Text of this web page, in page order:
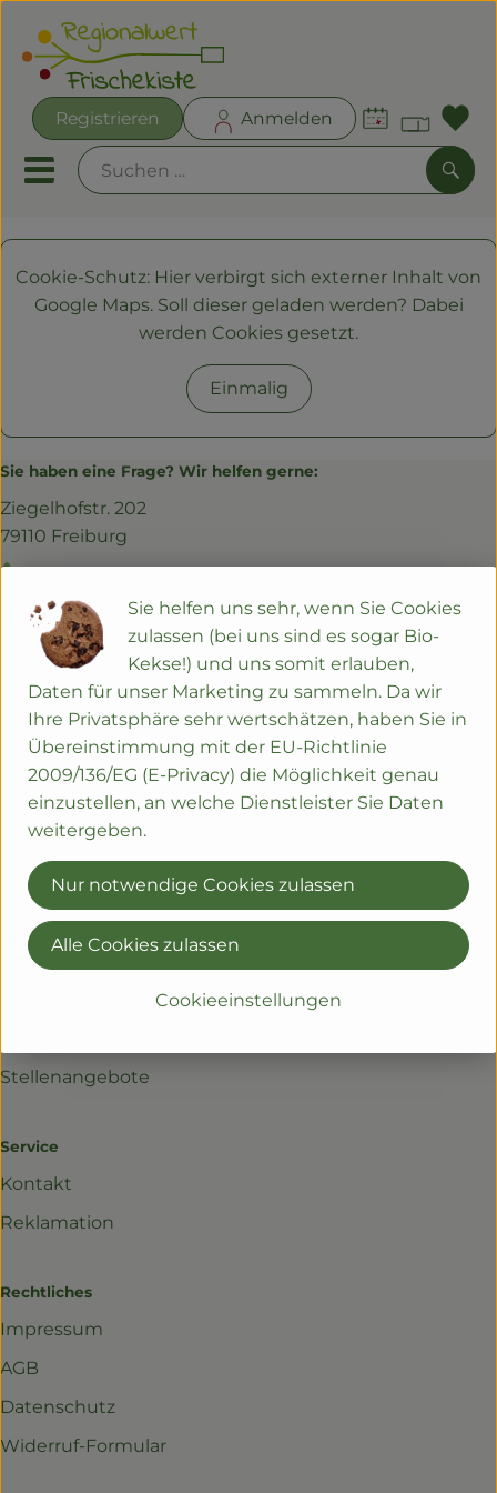
Registrieren Anmelden
Mobiles Menu öffnen
Frischekisten
Naturwaren
Non-Food
So geht's
Über uns
Service
Cookie-Schutz: Hier verbirgt sich externer Inhalt von
Google Maps. Soll dieser geladen werden? Dabei
werden Cookies gesetzt.
Einmalig
Sie haben eine Frage? Wir helfen gerne:
Ziegelhofstr. 202
79110 Freiburg
kontakt@regionalwert-frischekiste.de
Lieferservice
Häufige Fragen
Probelieferung
Bürokiste
Geschenke
Frischekiste
Das sind wir
Unser Liefergebiet
Stellenangebote
Service
Kontakt
Reklamation
Rechtliches
Impressum
AGB
Datenschutz
Widerruf-Formular
Sie helfen uns sehr, wenn Sie Cookies
zulassen (bei uns sind es sogar Bio-
Kekse!) und uns somit erlauben,
Daten für unser Marketing zu sammeln. Da wir
Ihre Privatsphäre sehr wertschätzen, haben Sie in
Übereinstimmung mit der EU-Richtlinie
2009/136/EG (E-Privacy) die Möglichkeit genau
einzustellen, an welche Dienstleister Sie Daten
weitergeben.
Cookieeinstellungen
Nur notwendige Cookies zulassen
Alle Cookies zulassen